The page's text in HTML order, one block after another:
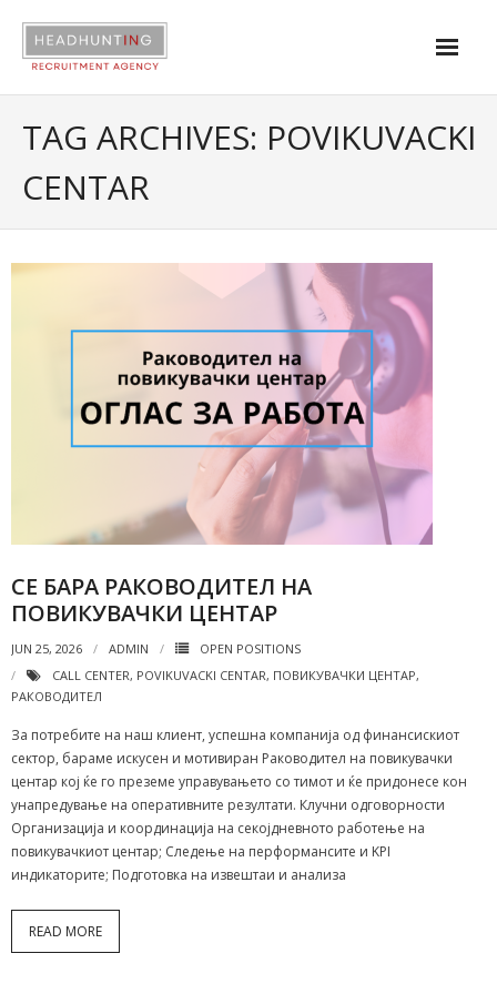
TAG ARCHIVES: POVIKUVACKI
CENTAR
СЕ БАРА РАКОВОДИТЕЛ НА
ПОВИКУВАЧКИ ЦЕНТАР
JUN 25, 2026 ADMIN
OPEN POSITIONS
CALL CENTER, POVIKUVACKI CENTAR, ПОВИКУВАЧКИ ЦЕНТАР,
РАКОВОДИТЕЛ
За потребите на наш клиент, успешна компанија од финансискиот
сектор, бараме искусен и мотивиран Раководител на повикувачки
центар кој ќе го преземе управувањето со тимот и ќе придонесе кон
унапредување на оперативните резултати. Клучни одговорности
Организација и координација на секојдневното работење на
повикувачкиот центар; Следење на перформансите и KPI
индикаторите; Подготовка на извештаи и анализа
READ MORE